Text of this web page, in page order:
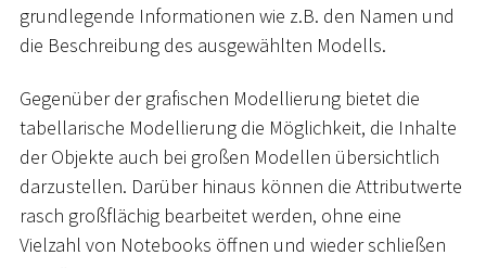
grundlegende Informationen wie z.B. den Namen und
die Beschreibung des ausgewählten Modells.
Gegenüber der grafischen Modellierung bietet die
tabellarische Modellierung die Möglichkeit, die Inhalte
der Objekte auch bei großen Modellen übersichtlich
darzustellen. Darüber hinaus können die Attributwerte
rasch großflächig bearbeitet werden, ohne eine
Vielzahl von Notebooks öffnen und wieder schließen